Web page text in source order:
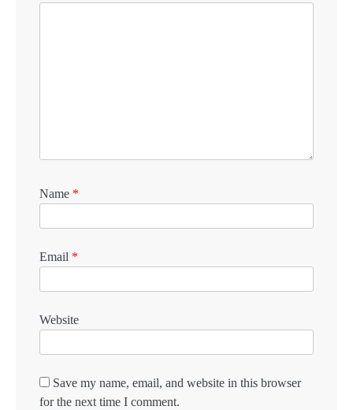
Name *
Email *
Website
Save my name, email, and website in this browser
for the next time I comment.